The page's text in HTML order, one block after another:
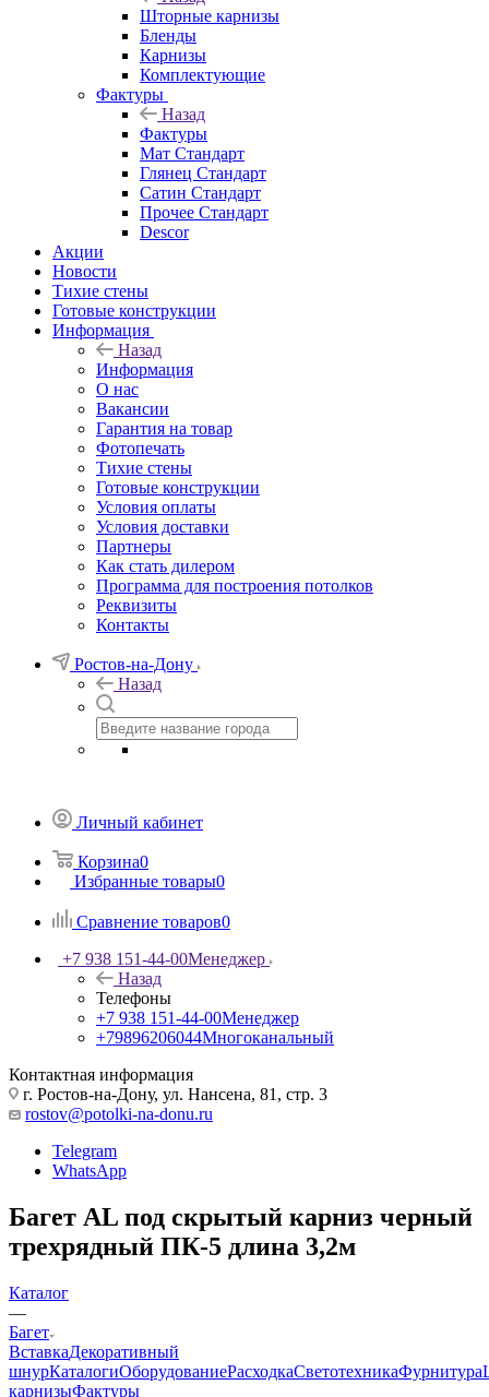
Шторные карнизы
Бленды
Карнизы
Комплектующие
Фактуры
Назад
Фактуры
Мат Стандарт
Глянец Стандарт
Сатин Стандарт
Прочее Стандарт
Descor
Акции
Новости
Тихие стены
Готовые конструкции
Информация
Назад
Информация
О нас
Вакансии
Гарантия на товар
Фотопечать
Тихие стены
Готовые конструкции
Условия оплаты
Условия доставки
Партнеры
Как стать дилером
Программа для построения потолков
Реквизиты
Контакты
Ростов-на-Дону
Назад
Личный кабинет
Корзина0
Избранные товары0
Сравнение товаров0
+7 938 151-44-00Менеджер
Назад
Телефоны
+7 938 151-44-00Менеджер
+79896206044Многоканальный
Контактная информация
г. Ростов-на-Дону, ул. Нансена, 81, стр. 3
rostov@potolki-na-donu.ru
Telegram
WhatsApp
Багет AL под скрытый карниз черный
трехрядный ПК-5 длина 3,2м
Каталог
—
Багет
ВставкаДекоративный
шнурКаталогиОборудованиеРасходкаСветотехникаФурнитура
карнизыФактуры